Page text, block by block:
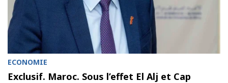
ECONOMIE
Exclusif. Maroc. Sous l’effet El Alj et Cap